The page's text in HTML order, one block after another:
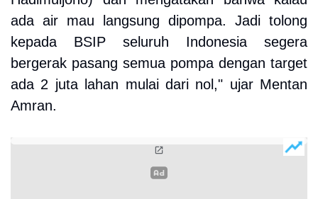
ada air mau langsung dipompa. Jadi tolong
kepada BSIP seluruh Indonesia segera
bergerak pasang semua pompa dengan target
ada 2 juta lahan mulai dari nol," ujar Mentan
Amran.